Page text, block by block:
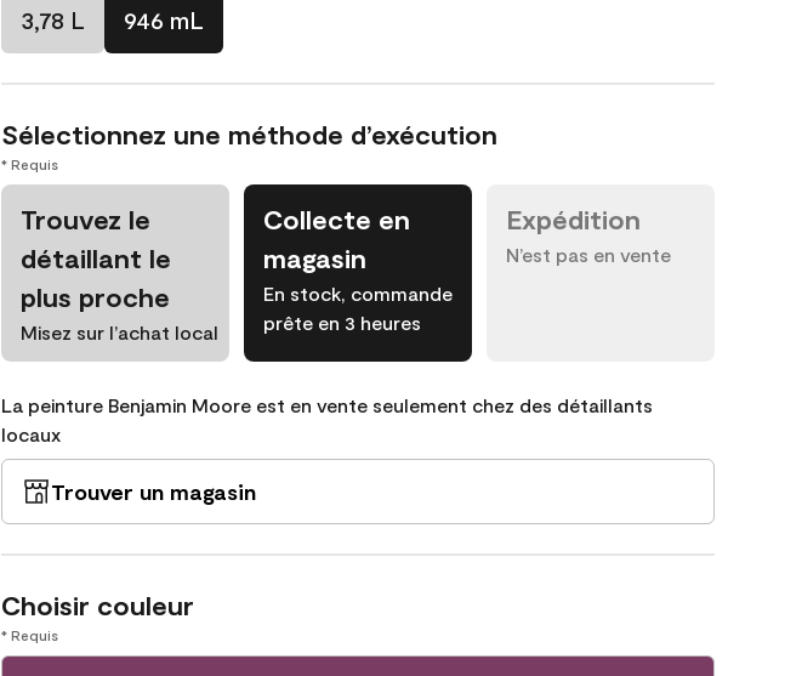
3,78 L 946 mL
Sélectionnez une méthode d’exécution
* Requis
Trouvez le
détaillant le
plus proche
Misez sur l’achat local
Collecte en
magasin
En stock, commande
prête en 3 heures
Expédition
N’est pas en vente
La peinture Benjamin Moore est en vente seulement chez des détaillants
locaux
Trouver un magasin
Choisir couleur
* Requis